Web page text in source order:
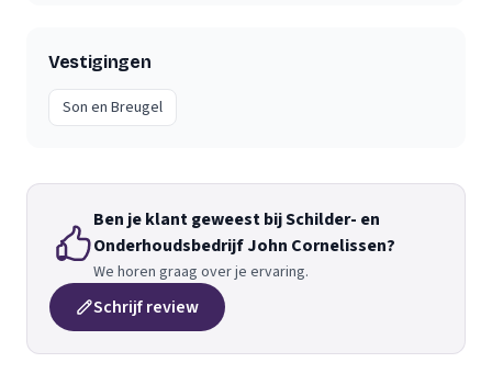
Vestigingen
Son en Breugel
Ben je klant geweest bij Schilder- en
Onderhoudsbedrijf John Cornelissen?
We horen graag over je ervaring.
Schrijf review